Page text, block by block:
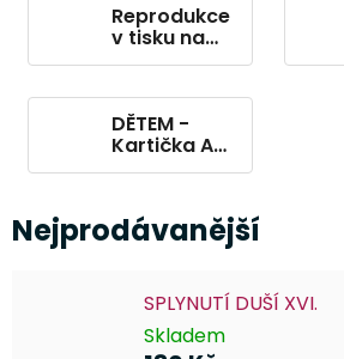
Reprodukce
v tisku na
papíře
DĚTEM -
Kartička A6
v laminaci s
Nejprodávanější
SPLYNUTÍ DUŠÍ XVI.
Skladem